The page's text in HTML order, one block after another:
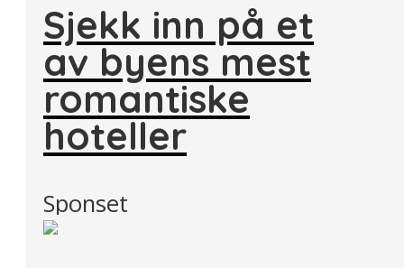
Sjekk inn på et
av byens mest
romantiske
hoteller
Sponset